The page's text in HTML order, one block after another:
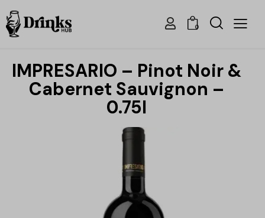
0
IMPRESARIO – Pinot Noir &
Cabernet Sauvignon –
0.75l